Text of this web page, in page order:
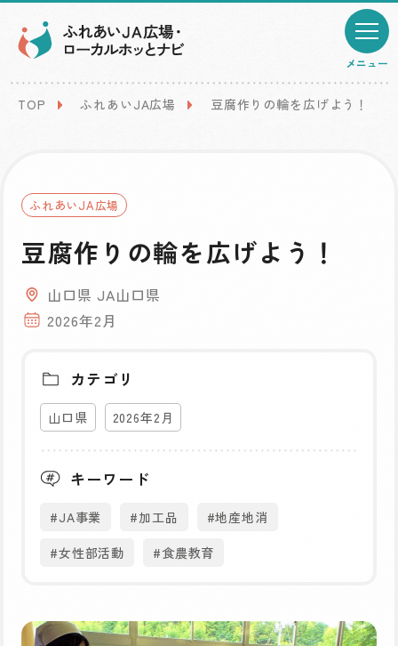
メニュー
TOP ふれあいJA広場 豆腐作りの輪を広げよう！
ふれあいJA広場
豆腐作りの輪を広げよう！
山口県 JA山口県
2026年2月
カテゴリ
山口県 2026年2月
キーワード
#JA事業 #加工品
#地産地消
#女性部活動
#食農教育